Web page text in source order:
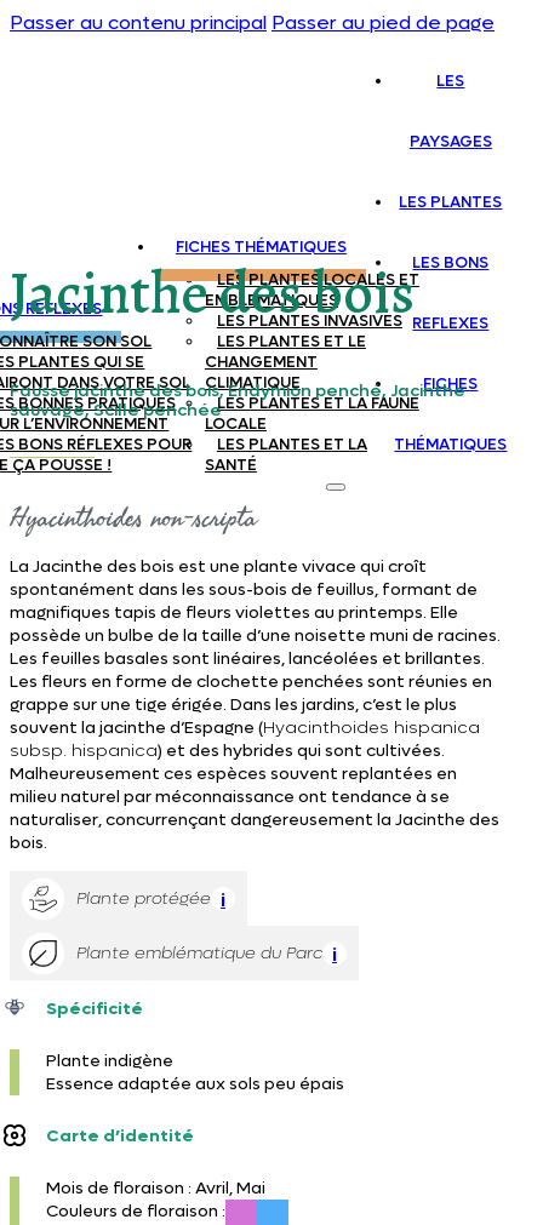
Passer au contenu principal Passer au pied de page
REFLEXES
SON SOL
PLANTES QUI SE
DANS VOTRE SOL
BONNES PRATIQUES
L’ENVIRONNEMENT
BONS RÉFLEXES POUR
ÇA POUSSE !
FICHES THÉMATIQUES
LES PLANTES LOCALES ET
EMBLEMATIQUES
LES PLANTES INVASIVES
LES PLANTES ET LE
CHANGEMENT
CLIMATIQUE
LES PLANTES ET LA FAUNE
LOCALE
LES PLANTES ET LA
SANTÉ
LES
PAYSAGES
LES PLANTES
LES BONS
REFLEXES
FICHES
THÉMATIQUES
Jacinthe des bois
Fausse jacinthe des bois, Endymion penché, Jacinthe
sauvage, Scille penchée
Hyacinthoides non-scripta
La Jacinthe des bois est une plante vivace qui croît
spontanément dans les sous-bois de feuillus, formant de
magnifiques tapis de fleurs violettes au printemps. Elle
possède un bulbe de la taille d’une noisette muni de racines.
Les feuilles basales sont linéaires, lancéolées et brillantes.
Les fleurs en forme de clochette penchées sont réunies en
grappe sur une tige érigée. Dans les jardins, c’est le plus
souvent la jacinthe d’Espagne (Hyacinthoides hispanica
subsp. hispanica) et des hybrides qui sont cultivées.
Malheureusement ces espèces souvent replantées en
milieu naturel par méconnaissance ont tendance à se
naturaliser, concurrençant dangereusement la Jacinthe des
bois.
Plante protégée i
Plante emblématique du Parc i
Spécificité
Plante indigène
Essence adaptée aux sols peu épais
Carte d’identité
Mois de floraison : Avril, Mai
Couleurs de floraison :